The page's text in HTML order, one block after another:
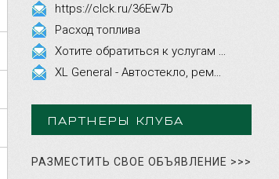
https://clck.ru/36Ew7b
Расход топлива
ПАРТНЕРЫ КЛУБА
РАЗМЕСТИТЬ СВОЕ ОБЪЯВЛЕНИЕ >>>